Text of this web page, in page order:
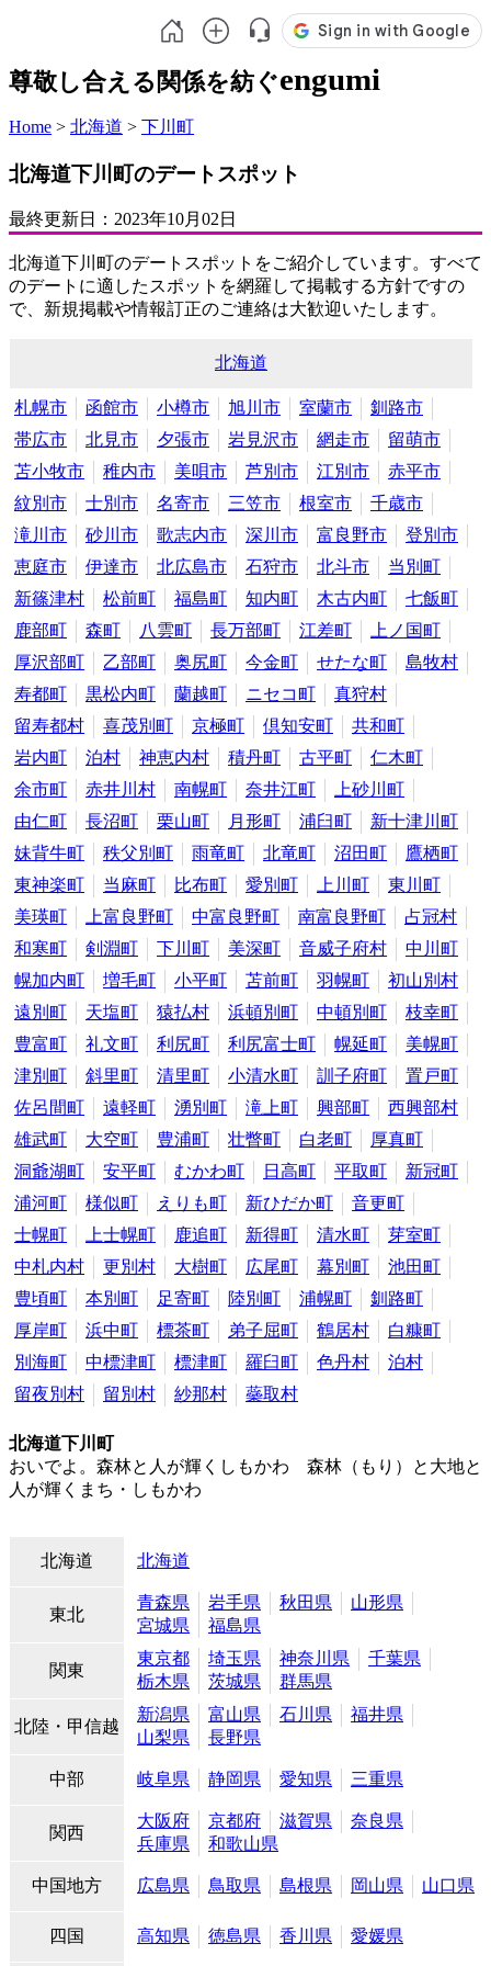
尊敬し合える関係を紡ぐengumi
Home > 北海道 > 下川町
北海道下川町のデートスポット
最終更新日： 2023年10月02日
北海道下川町のデートスポットをご紹介しています。すべて
のデートに適したスポットを網羅して掲載する方針ですの
で、新規掲載や情報訂正のご連絡は大歓迎いたします。
北海道
札幌市 函館市 小樽市 旭川市 室蘭市
釧路市
帯広市
北見市 夕張市 岩見沢市 網走市
留萌市
苫小牧市
稚内市 美唄市 芦別市 江別市
赤平市
紋別市
士別市 名寄市 三笠市 根室市
千歳市
滝川市
砂川市 歌志内市 深川市 富良野市
登別市
恵庭市
伊達市 北広島市 石狩市 北斗市
当別町
新篠津村
松前町 福島町 知内町 木古内町
七飯町
鹿部町
森町 八雲町 長万部町 江差町
上ノ国町
厚沢部町
乙部町 奥尻町 今金町 せたな町
島牧村
寿都町
黒松内町 蘭越町 ニセコ町
真狩村
留寿都村
喜茂別町 京極町 倶知安町
共和町
岩内町
泊村 神恵内村 積丹町 古平町
仁木町
余市町
赤井川村 南幌町 奈井江町
上砂川町
由仁町
長沼町 栗山町 月形町 浦臼町
新十津川町
妹背牛町
秩父別町 雨竜町 北竜町 沼田町
鷹栖町
東神楽町
当麻町 比布町 愛別町 上川町
東川町
美瑛町
上富良野町 中富良野町 南富良野町
占冠村
和寒町
剣淵町 下川町 美深町 音威子府村
中川町
幌加内町
増毛町 小平町 苫前町 羽幌町
初山別村
遠別町
天塩町 猿払村 浜頓別町 中頓別町
枝幸町
豊富町
礼文町 利尻町 利尻富士町 幌延町
美幌町
津別町
斜里町 清里町 小清水町 訓子府町
置戸町
佐呂間町
遠軽町 湧別町 滝上町 興部町
西興部村
雄武町
大空町 豊浦町 壮瞥町 白老町
厚真町
洞爺湖町
安平町 むかわ町 日高町 平取町
新冠町
浦河町
様似町 えりも町 新ひだか町
音更町
士幌町
上士幌町 鹿追町 新得町 清水町
芽室町
中札内村
更別村 大樹町 広尾町 幕別町
池田町
豊頃町
本別町 足寄町 陸別町 浦幌町
釧路町
厚岸町
浜中町 標茶町 弟子屈町 鶴居村
白糠町
別海町
中標津町 標津町 羅臼町 色丹村
泊村
留夜別村
留別村 紗那村 蘂取村
北海道下川町
おいでよ。森林と人が輝くしもかわ 森林（もり）と大地と
人が輝くまち・しもかわ
北海道 北海道
東北
青森県 岩手県 秋田県
山形県
宮城県
福島県
関東
東京都 埼玉県 神奈川県
千葉県
栃木県
茨城県 群馬県
北陸・甲信越
新潟県 富山県 石川県
福井県
山梨県
長野県
中部 岐阜県 静岡県 愛知県 三重県
関西
大阪府 京都府 滋賀県
奈良県
兵庫県
和歌山県
中国地方 広島県 鳥取県 島根県 岡山県 山口県
四国 高知県 徳島県 香川県 愛媛県